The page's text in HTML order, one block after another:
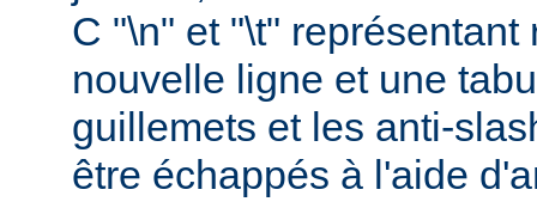
C "\n" et "\t"
nouvelle ligne et une
guillemets et les anti-
être échappés à l'aide